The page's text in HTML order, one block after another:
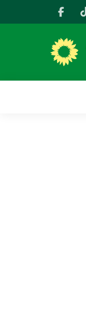
zum